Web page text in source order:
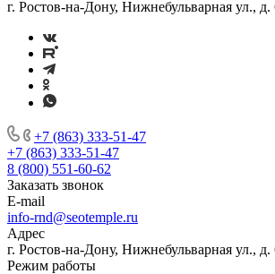
г. Ростов-на-Дону, Нижнебульварная ул., д.
+7 (863) 333-51-47
+7 (863) 333-51-47
8 (800) 551-60-62
Заказать звонок
E-mail
info-rnd@seotemple.ru
Адрес
г. Ростов-на-Дону, Нижнебульварная ул., д.
Режим работы